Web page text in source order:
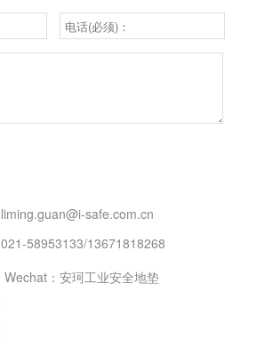
liming.guan@i-safe.com.cn
021-58953133/13671818268
Wechat：安珂工业安全地垫